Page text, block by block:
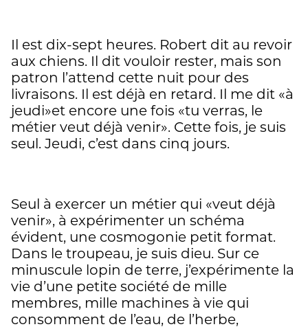
Il est dix-sept heures. Robert dit au revoir
aux chiens. Il dit vouloir rester, mais son
patron l’attend cette nuit pour des
livraisons. Il est déjà en retard. Il me dit «à
jeudi»et encore une fois «tu verras, le
métier veut déjà venir». Cette fois, je suis
seul. Jeudi, c’est dans cinq jours.
Seul à exercer un métier qui «veut déjà
venir», à expérimenter un schéma
évident, une cosmogonie petit format.
Dans le troupeau, je suis dieu. Sur ce
minuscule lopin de terre, j’expérimente la
vie d’une petite société de mille
membres, mille machines à vie qui
consomment de l’eau, de l’herbe,